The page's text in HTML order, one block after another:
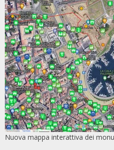
Nuova mappa interattiva dei